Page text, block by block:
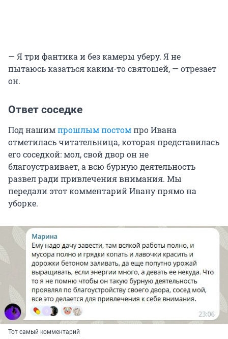
— Я три фантика и без камеры уберу. Я не
пытаюсь казаться каким-то святошей, — отрезает
он.
Ответ соседке
Под нашимпрошлым постомпро Ивана
отметилась читательница, которая представилась
его соседкой: мол, свой двор он не
благоустраивает, а всю бурную деятельность
развел ради привлечения внимания. Мы
передали этот комментарий Ивану прямо на
уборке.
Тот самый комментарий